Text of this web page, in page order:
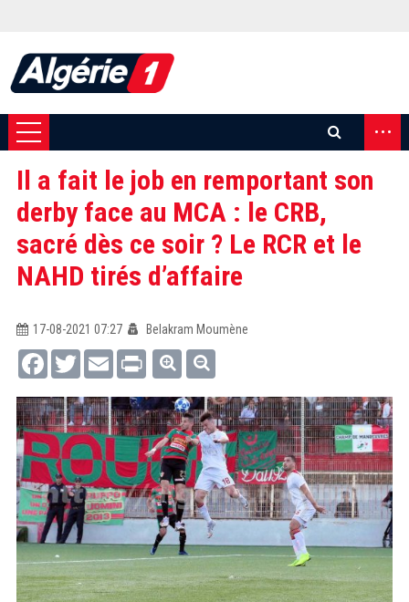
...
Il a fait le job en remportant son
derby face au MCA : le CRB,
sacré dès ce soir ? Le RCR et le
NAHD tirés d’affaire
17-08-2021 07:27
Belakram Moumène
FacebookTwitterEmail Print